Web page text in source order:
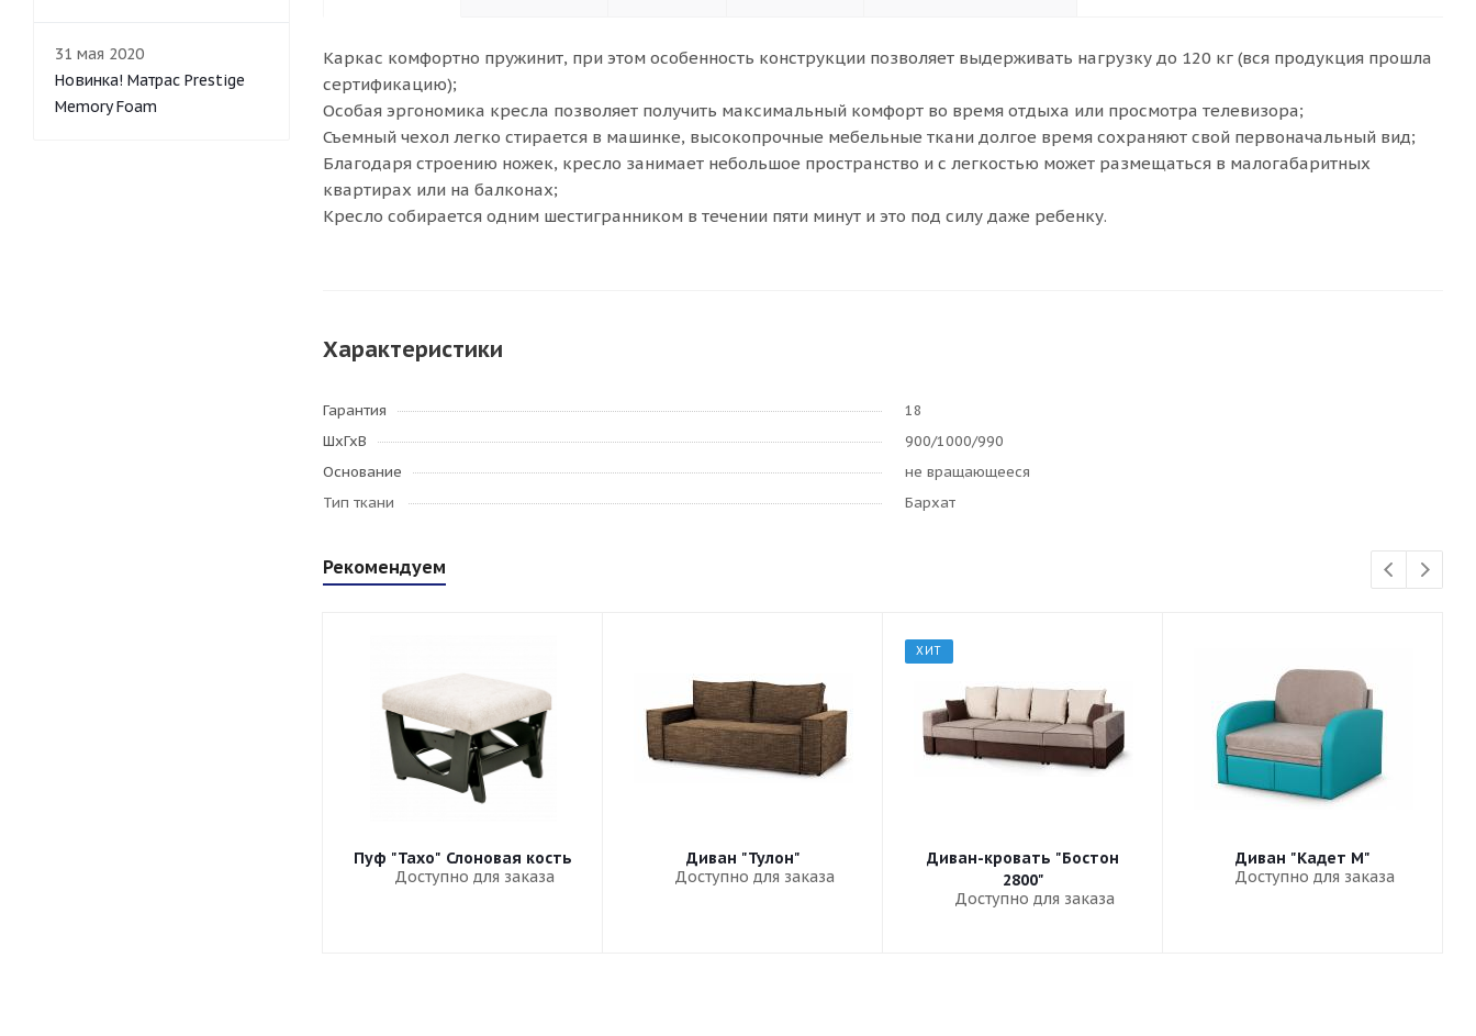
Каркас комфортно пружинит, при этом особенность конструкции позволяет выдерживать нагрузку до 120 кг (вся продукция прошла
сертификацию);
Особая эргономика кресла позволяет получить максимальный комфорт во время отдыха или просмотра телевизора;
Съемный чехол легко стирается в машинке, высокопрочные мебельные ткани долгое время сохраняют свой первоначальный вид;
Благодаря строению ножек, кресло занимает небольшое пространство и с легкостью может размещаться в малогабаритных
квартирах или на балконах;
Кресло собирается одним шестигранником в течении пяти минут и это под силу даже ребенку.
Характеристики
Гарантия
18
ШхГхВ
900/1000/990
Основание
не вращающееся
Тип ткани
Бархат
Рекомендуем
Пуф "Тахо" Слоновая кость
Доступно для заказа
Диван "Тулон"
Доступно для заказа
ХИТ
Диван-кровать "Бостон
2800"
Доступно для заказа
Диван "Кадет М"
Доступно для заказа
31 мая 2020
Новинка! Матрас Prestige
Memory Foam